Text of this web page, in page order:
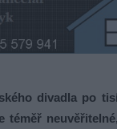
divadla po
téměř